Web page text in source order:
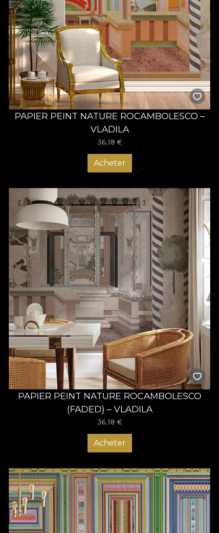
PAPIER PEINT NATURE ROCAMBOLESCO –
VLADILA
36,18 €
Acheter
PAPIER PEINT NATURE ROCAMBOLESCO
(FADED) – VLADILA
36,18 €
Acheter